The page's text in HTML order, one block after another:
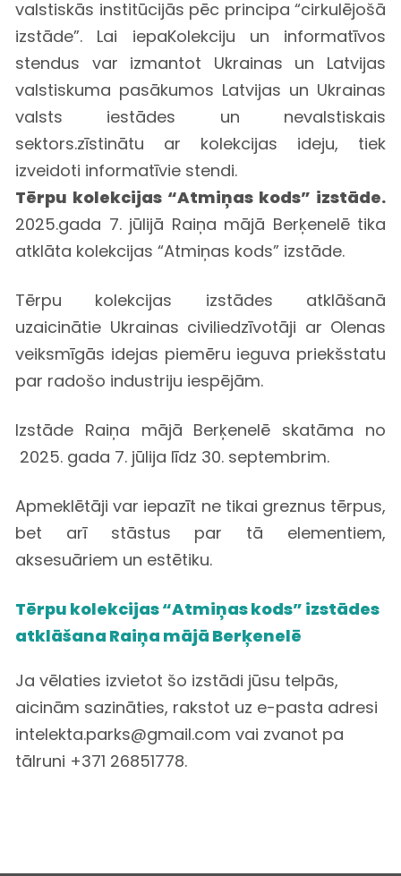
valstiskās institūcijās pēc principa “cirkulējošā
izstāde”. Lai iepaKolekciju un informatīvos
stendus var izmantot Ukrainas un Latvijas
valstiskuma pasākumos Latvijas un Ukrainas
valsts iestādes un nevalstiskais
sektors.zīstinātu ar kolekcijas ideju, tiek
izveidoti informatīvie stendi.
Tērpu kolekcijas “Atmiņas kods” izstāde.
2025.gada 7. jūlijā Raiņa mājā Berķenelē tika
atklāta kolekcijas “Atmiņas kods” izstāde.
Tērpu kolekcijas izstādes atklāšanā
uzaicinātie Ukrainas civiliedzīvotāji ar Olenas
veiksmīgās idejas piemēru ieguva priekšstatu
par radošo industriju iespējām.
Izstāde Raiņa mājā Berķenelē skatāma no
2025. gada 7. jūlija līdz 30. septembrim.
Apmeklētāji var iepazīt ne tikai greznus tērpus,
bet arī stāstus par tā elementiem,
aksesuāriem un estētiku.
Tērpu kolekcijas “Atmiņas kods” izstādes
atklāšana Raiņa mājā Berķenelē
Ja vēlaties izvietot šo izstādi jūsu telpās,
aicinām sazināties, rakstot uz e-pasta adresi
intelekta.parks@gmail.com vai zvanot pa
tālruni +371 26851778.